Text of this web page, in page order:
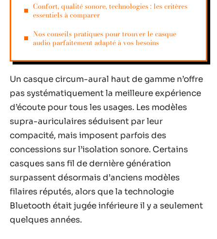
Confort, qualité sonore, technologies : les critères
essentiels à comparer
Nos conseils pratiques pour trouver le casque
audio parfaitement adapté à vos besoins
Un casque circum-aural haut de gamme n’offre
pas systématiquement la meilleure expérience
d’écoute pour tous les usages. Les modèles
supra-auriculaires séduisent par leur
compacité, mais imposent parfois des
concessions sur l’isolation sonore. Certains
casques sans fil de dernière génération
surpassent désormais d’anciens modèles
filaires réputés, alors que la technologie
Bluetooth était jugée inférieure il y a seulement
quelques années.